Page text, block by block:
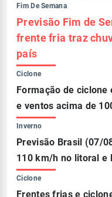
Fim De Semana
Previsão Fim de
frente fria traz
país
Ciclone
Formação de
e ventos acima de
Inverno
Previsão Brasil (07/
110 km/h no litoral e
Ciclone
Frentes frias e